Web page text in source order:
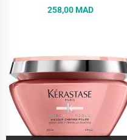
258,00 MAD